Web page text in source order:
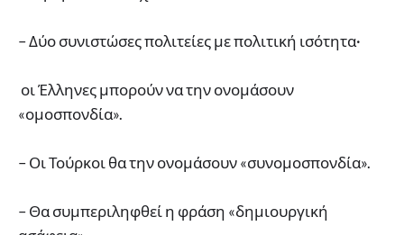
– Δύο συνιστώσες πολιτείες με πολιτική ισότητα·
οι Έλληνες μπορούν να την ονομάσουν
«ομοσπονδία».
– Οι Τούρκοι θα την ονομάσουν «συνομοσπονδία».
– Θα συμπεριληφθεί η φράση «δημιουργική